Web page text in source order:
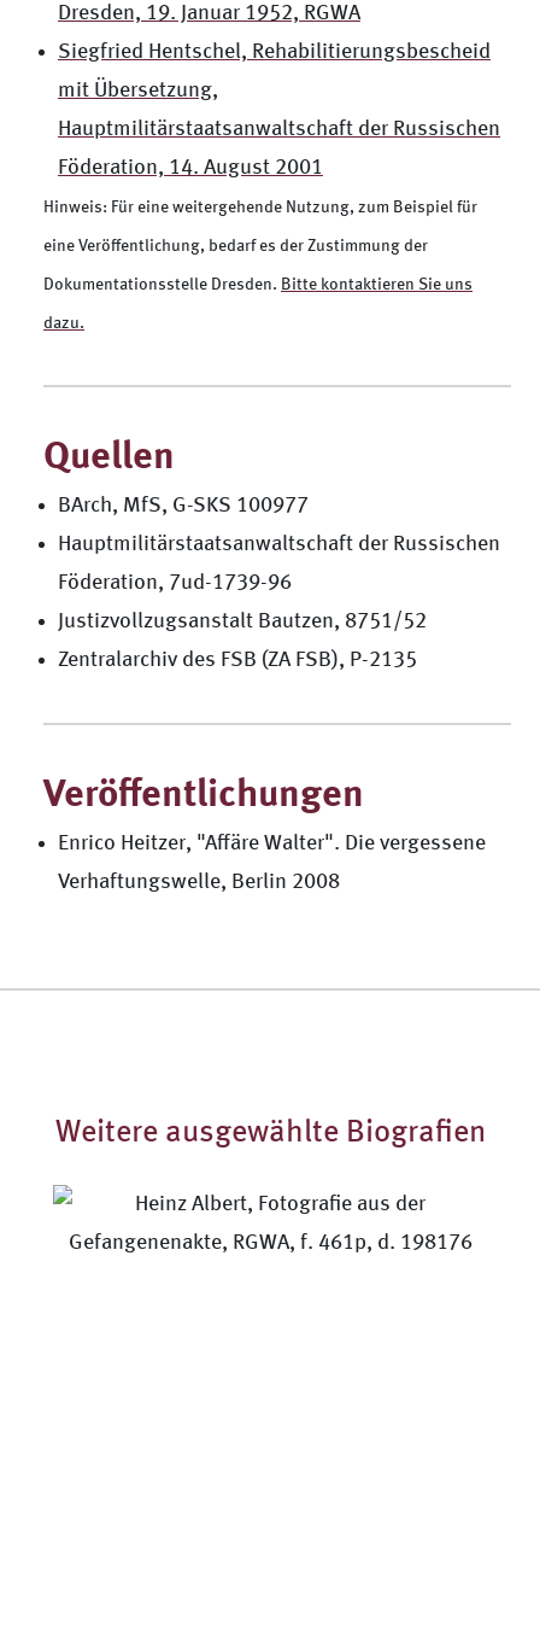
Dresden, 19. Januar 1952, RGWA
Siegfried Hentschel, Rehabilitierungsbescheid
mit Übersetzung,
Hauptmilitärstaatsanwaltschaft der Russischen
Föderation, 14. August 2001
Hinweis: Für eine weitergehende Nutzung, zum Beispiel für
eine Veröffentlichung, bedarf es der Zustimmung der
Dokumentationsstelle Dresden. Bitte kontaktieren Sie uns
dazu.
Quellen
BArch, MfS, G-SKS 100977
Hauptmilitärstaatsanwaltschaft der Russischen
Föderation, 7ud-1739-96
Justizvollzugsanstalt Bautzen, 8751/52
Zentralarchiv des FSB (ZA FSB), P-2135
Veröffentlichungen
Enrico Heitzer, "Affäre Walter". Die vergessene
Verhaftungswelle, Berlin 2008
Weitere ausgewählte Biografien